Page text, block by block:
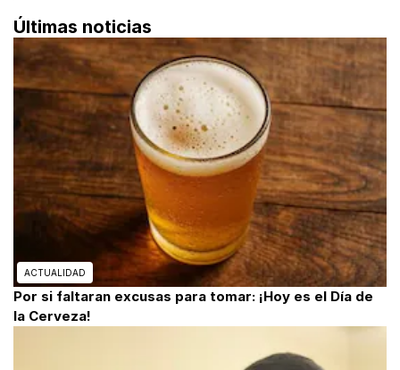
Últimas noticias
ACTUALIDAD
Por si faltaran excusas para tomar: ¡Hoy es el Día de
la Cerveza!